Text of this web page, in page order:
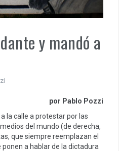
y mandó a
por Pablo Pozzi
la calle a protestar por las
del mundo (de derecha,
que siempre reemplazan el
a hablar de la dictadura